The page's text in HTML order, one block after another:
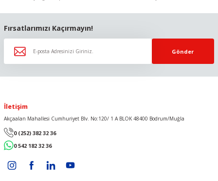
Fırsatlarımızı Kaçırmayın!
Gönder
İletişim
Akçaalan Mahallesi Cumhuriyet Blv. No:120/ 1 A BLOK 48400 Bodrum/Muğla
0 (252) 382 32 36
0 542 182 32 36